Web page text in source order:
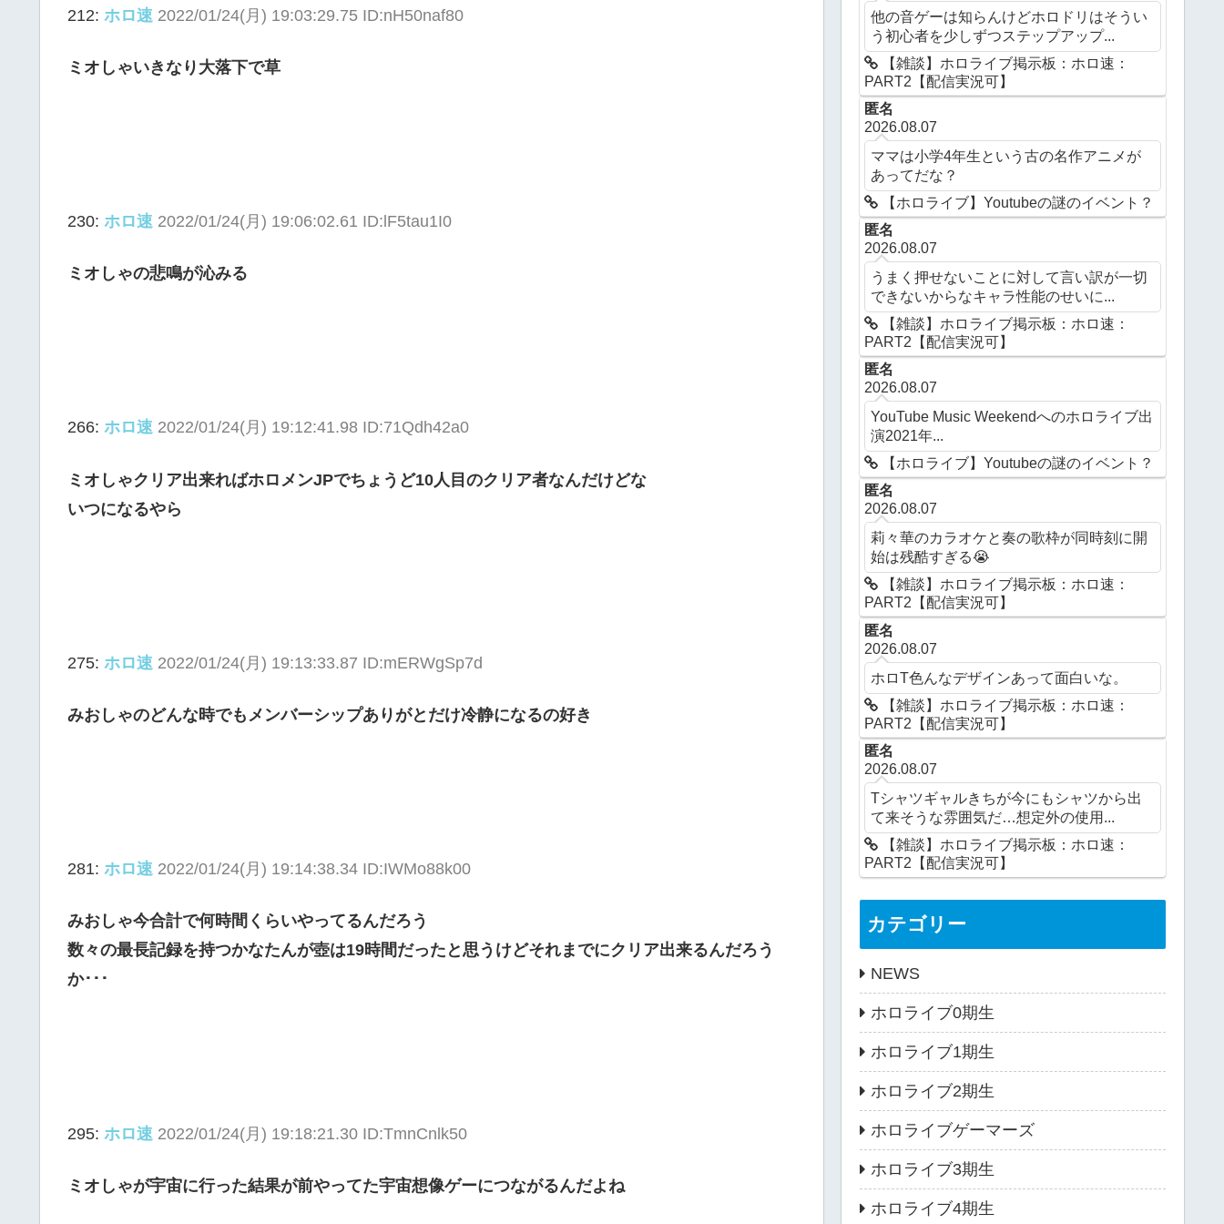
212: ホロ速 2022/01/24(月) 19:03:29.75 ID:nH50naf80
ミオしゃいきなり大落下で草
230: ホロ速 2022/01/24(月) 19:06:02.61 ID:lF5tau1I0
ミオしゃの悲鳴が沁みる
266: ホロ速 2022/01/24(月) 19:12:41.98 ID:71Qdh42a0
ミオしゃクリア出来ればホロメンJPでちょうど10人目のクリア者なんだけどな
いつになるやら
275: ホロ速 2022/01/24(月) 19:13:33.87 ID:mERWgSp7d
みおしゃのどんな時でもメンバーシップありがとだけ冷静になるの好き
281: ホロ速 2022/01/24(月) 19:14:38.34 ID:IWMo88k00
みおしゃ今合計で何時間くらいやってるんだろう
数々の最長記録を持つかなたんが壺は19時間だったと思うけどそれまでにクリア出来るんだろう
か･･･
295: ホロ速 2022/01/24(月) 19:18:21.30 ID:TmnCnlk50
ミオしゃが宇宙に行った結果が前やってた宇宙想像ゲーにつながるんだよね
他の音ゲーは知らんけどホロドリはそうい
う初心者を少しずつステップアップ...
【雑談】ホロライブ掲示板：ホロ速：
PART2【配信実況可】
匿名
2026.08.07
ママは小学4年生という古の名作アニメが
あってだな？
【ホロライブ】Youtubeの謎のイベント？
匿名
2026.08.07
うまく押せないことに対して言い訳が一切
できないからなキャラ性能のせいに...
【雑談】ホロライブ掲示板：ホロ速：
PART2【配信実況可】
匿名
2026.08.07
YouTube Music Weekendへのホロライブ出
演2021年...
【ホロライブ】Youtubeの謎のイベント？
匿名
2026.08.07
莉々華のカラオケと奏の歌枠が同時刻に開
始は残酷すぎる😭
【雑談】ホロライブ掲示板：ホロ速：
PART2【配信実況可】
匿名
2026.08.07
ホロT色んなデザインあって面白いな。
【雑談】ホロライブ掲示板：ホロ速：
PART2【配信実況可】
匿名
2026.08.07
Tシャツギャルきちが今にもシャツから出
て来そうな雰囲気だ…想定外の使用...
【雑談】ホロライブ掲示板：ホロ速：
PART2【配信実況可】
カテゴリー
NEWS
ホロライブ0期生
ホロライブ1期生
ホロライブ2期生
ホロライブゲーマーズ
ホロライブ3期生
ホロライブ4期生